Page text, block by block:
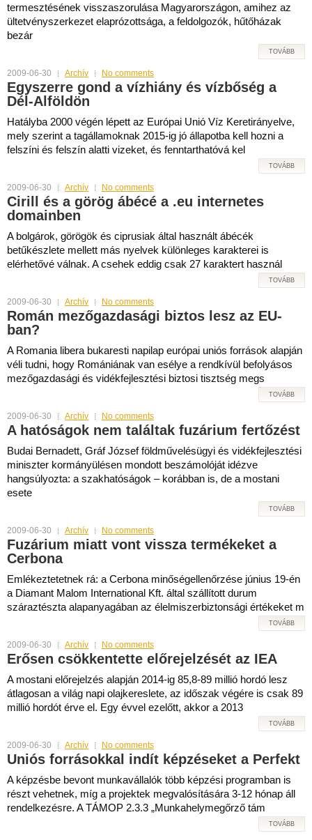
termesztésének visszaszorulása Magyarországon, amihez az
ültetvényszerkezet elaprózottsága, a feldolgozók, hűtőházak
bezár
TOVÁBB
2009-06-30 Archív No comments
Egyszerre gond a vízhiány és vízbőség a
Dél-Alföldön
Hatályba 2000 végén lépett az Európai Unió Víz Keretirányelve,
mely szerint a tagállamoknak 2015-ig jó állapotba kell hozni a
felszíni és felszín alatti vizeket, és fenntarthatóvá kel
TOVÁBB
2009-06-30 Archív No comments
Cirill és a görög ábécé a .eu internetes
domainben
A bolgárok, görögök és ciprusiak által használt ábécék
betűkészlete mellett más nyelvek különleges karakterei is
elérhetővé válnak. A csehek eddig csak 27 karaktert használ
TOVÁBB
2009-06-30 Archív No comments
Román mezőgazdasági biztos lesz az EU-
ban?
A Romania libera bukaresti napilap európai uniós források alapján
véli tudni, hogy Romániának van esélye a rendkívül befolyásos
mezőgazdasági és vidékfejlesztési biztosi tisztség megs
TOVÁBB
2009-06-30 Archív No comments
A hatóságok nem találtak fuzárium fertőzést
Budai Bernadett, Gráf József földművelésügyi és vidékfejlesztési
miniszter kormányülésen mondott beszámolóját idézve
hangsúlyozta: a szakhatóságok – korábban is, de a mostani
esete
TOVÁBB
2009-06-30 Archív No comments
Fuzárium miatt vont vissza termékeket a
Cerbona
Emlékeztetetnek rá: a Cerbona minőségellenőrzése június 19-én
a Diamant Malom International Kft. által szállított durum
száraztészta alapanyagában az élelmiszerbiztonsági értékeket m
TOVÁBB
2009-06-30 Archív No comments
Erősen csökkentette előrejelzését az IEA
A mostani előrejelzés alapján 2014-ig 85,8-89 millió hordó lesz
átlagosan a világ napi olajkereslete, az időszak végére is csak 89
millió hordót érve el. Egy évvel ezelőtt, akkor a 2013
TOVÁBB
2009-06-30 Archív No comments
Uniós forrásokkal indít képzéseket a Perfekt
A képzésbe bevont munkavállalók több képzési programban is
részt vehetnek, míg a projektek megvalósítására 3-12 hónap áll
rendelkezésre. A TÁMOP 2.3.3 „Munkahelymegőrző tám
TOVÁBB